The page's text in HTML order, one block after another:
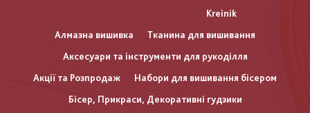
Kreinik
Алмазна вишивка
Тканина для вишивання
Аксесуари та інструменти для рукоділля
Акції та Розпродаж
Набори для вишивання бісером
Бісер, Прикраси, Декоративні гудзики